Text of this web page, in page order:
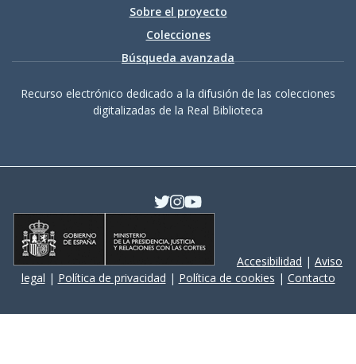
Sobre el proyecto
Colecciones
Búsqueda avanzada
Recurso electrónico dedicado a la difusión de las colecciones
digitalizadas de la Real Biblioteca
Accesibilidad | Aviso
legal | Política de privacidad | Política de cookies | Contacto